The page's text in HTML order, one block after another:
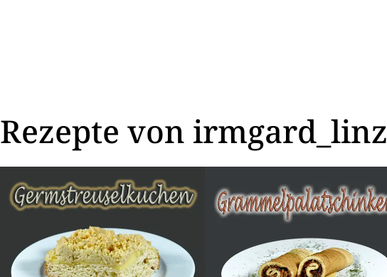
Rezepte von irmgard_linz